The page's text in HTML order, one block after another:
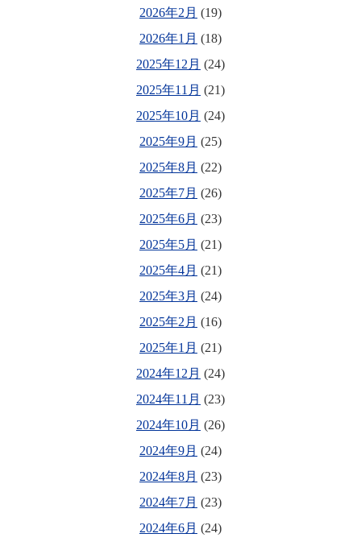
2026年2月 (19)
2026年1月 (18)
2025年12月 (24)
2025年11月 (21)
2025年10月 (24)
2025年9月 (25)
2025年8月 (22)
2025年7月 (26)
2025年6月 (23)
2025年5月 (21)
2025年4月 (21)
2025年3月 (24)
2025年2月 (16)
2025年1月 (21)
2024年12月 (24)
2024年11月 (23)
2024年10月 (26)
2024年9月 (24)
2024年8月 (23)
2024年7月 (23)
2024年6月 (24)